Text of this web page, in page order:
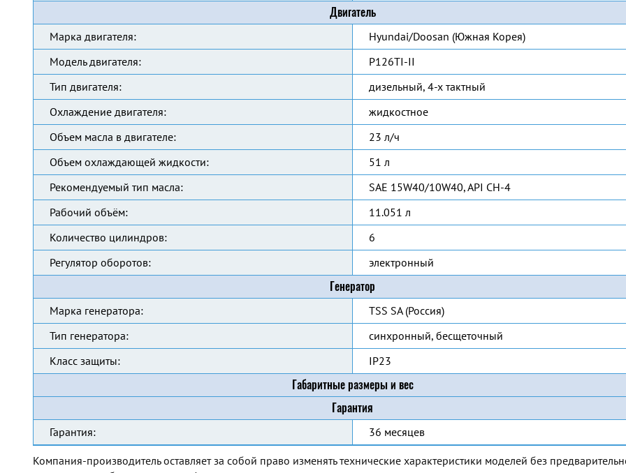
Двигатель
Марка двигателя:
Hyundai/Doosan (Южная Корея)
Модель двигателя:
P126TI-II
Тип двигателя:
дизельный, 4-х тактный
Охлаждение двигателя:
жидкостное
Объем масла в двигателе:
23 л/ч
Объем охлаждающей жидкости:
51 л
Рекомендуемый тип масла:
SAE 15W40/10W40, API CH-4
Рабочий объём:
11.051 л
Количество цилиндров:
6
Регулятор оборотов:
электронный
Генератор
Марка генератора:
TSS SA (Россия)
Тип генератора:
синхронный, бесщеточный
Класс защиты:
IP23
Габаритные размеры и вес
Гарантия
Гарантия: 36 месяцев
Компания-производитель оставляет за собой право изменять технические характеристики моделей без